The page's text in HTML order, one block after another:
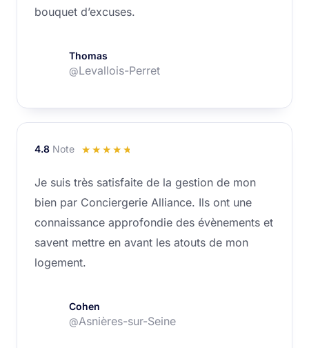
bouquet d’excuses.
Thomas
@Levallois-Perret
4.8 Note ☆ ☆ ☆ ☆ ☆
sur
5
Je suis très satisfaite de la gestion de mon
bien par Conciergerie Alliance. Ils ont une
connaissance approfondie des évènements et
savent mettre en avant les atouts de mon
logement.
Cohen
@Asnières-sur-Seine